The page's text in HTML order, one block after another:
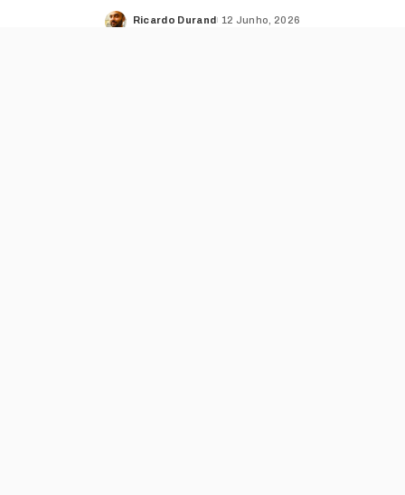
Posted
Ricardo Durand 12 Junho, 2026